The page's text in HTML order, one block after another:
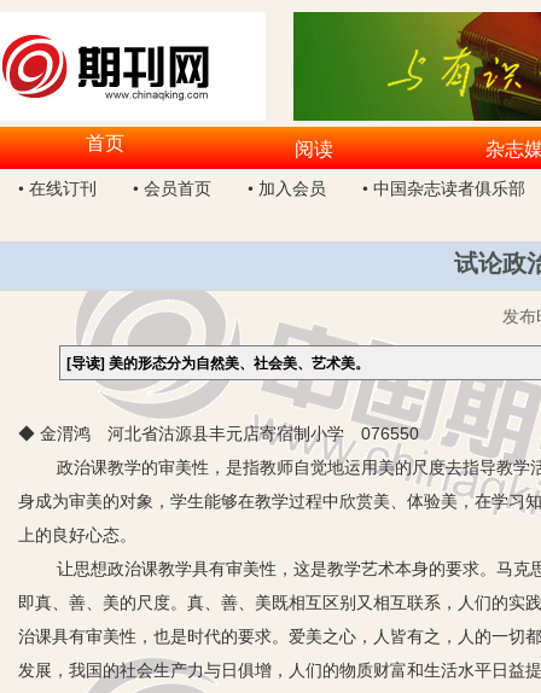
首页 阅读 杂志
• 在线订刊 • 会员首页 • 加入会员 • 中国杂志读者俱乐部
试论政
发
[导读]美的形态分为自然美、社会美、艺术美。
◆ 金渭鸿 河北省沽源县丰元店寄宿制小学 076550
政治课教学的审美性，是指教师自觉地运用美的尺度去指导教
身成为审美的对象，学生能够在教学过程中欣赏美、体验美，在学习
上的良好心态。
让思想政治课教学具有审美性，这是教学艺术本身的要求。马克
即真、善、美的尺度。真、善、美既相互区别又相互联系，人们的
治课具有审美性，也是时代的要求。爱美之心，人皆有之，人的一切
发展，我国的社会生产力与日俱增，人们的物质财富和生活水平日